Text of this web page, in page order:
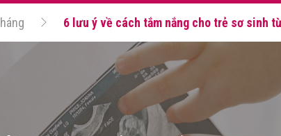
6 lưu ý về cách tắm nắng cho trẻ sơ sinh